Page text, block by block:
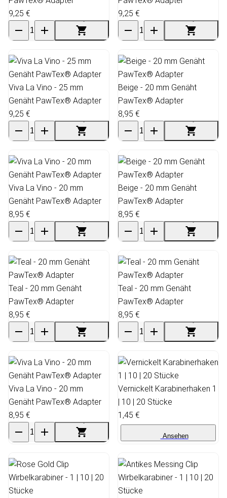
9,25 €
9,25 €
Viva La Vino - 25 mm
Genäht PawTex® Adapter
9,25 €
Beige - 20 mm Genäht
PawTex® Adapter
8,95 €
Viva La Vino - 20 mm
Genäht PawTex® Adapter
8,95 €
Beige - 20 mm Genäht
PawTex® Adapter
8,95 €
Teal - 20 mm Genäht
PawTex® Adapter
8,95 €
Teal - 20 mm Genäht
PawTex® Adapter
8,95 €
Viva La Vino - 20 mm
Genäht PawTex® Adapter
8,95 €
Vernickelt Karabinerhaken 1
| 10 | 20 Stücke
1,45 €
Ansehen